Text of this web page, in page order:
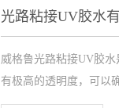
光路粘接UV胶水
威格鲁光路粘接UV胶
有极高的透明度，可以